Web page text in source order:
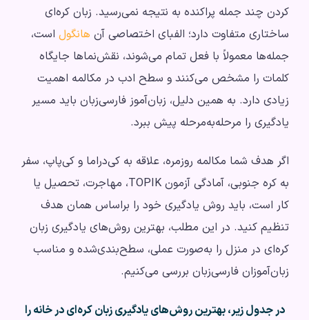
کردن چند جمله پراکنده به نتیجه نمی‌رسید. زبان کره‌ای
ساختاری متفاوت دارد؛ الفبای اختصاصی آن هانگول است،
جمله‌ها معمولاً با فعل تمام می‌شوند، نقش‌نماها جایگاه
کلمات را مشخص می‌کنند و سطح ادب در مکالمه اهمیت
زیادی دارد. به همین دلیل، زبان‌آموز فارسی‌زبان باید مسیر
یادگیری را مرحله‌به‌مرحله پیش ببرد.
اگر هدف شما مکالمه روزمره، علاقه به کی‌دراما و کی‌پاپ، سفر
به کره جنوبی، آمادگی آزمون TOPIK، مهاجرت، تحصیل یا
کار است، باید روش یادگیری خود را براساس همان هدف
تنظیم کنید. در این مطلب، بهترین روش‌های یادگیری زبان
کره‌ای در منزل را به‌صورت عملی، سطح‌بندی‌شده و مناسب
زبان‌آموزان فارسی‌زبان بررسی می‌کنیم.
در جدول زیر، بهترین روش‌های یادگیری زبان کره‌ای در خانه را